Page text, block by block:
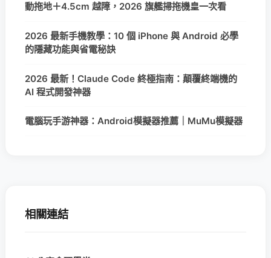
動拖地＋4.5cm 越障，2026 旗艦掃拖機皇一次看
2026 最新手機教學：10 個 iPhone 與 Android 必學
的隱藏功能與省電秘訣
2026 最新！Claude Code 終極指南：顛覆終端機的
AI 程式開發神器
電腦玩手游神器：Android模擬器推薦｜MuMu模擬器
相關連結